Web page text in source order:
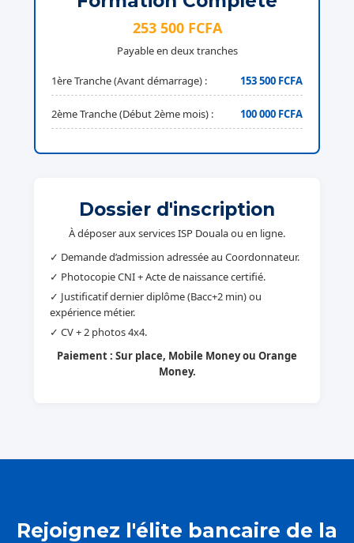
253 500 FCFA
Payable en deux tranches
1ère Tranche (Avant démarrage) : 153 500 FCFA
2ème Tranche (Début 2ème mois) : 100 000 FCFA
Dossier d'inscription
À déposer aux services ISP Douala ou en ligne.
✓ Demande d’admission adressée au Coordonnateur.
✓ Photocopie CNI + Acte de naissance certifié.
✓ Justificatif dernier diplôme (Bacc+2 min) ou
expérience métier.
✓ CV + 2 photos 4x4.
Paiement : Sur place, Mobile Money ou Orange
Money.
Rejoignez l'élite bancaire de la